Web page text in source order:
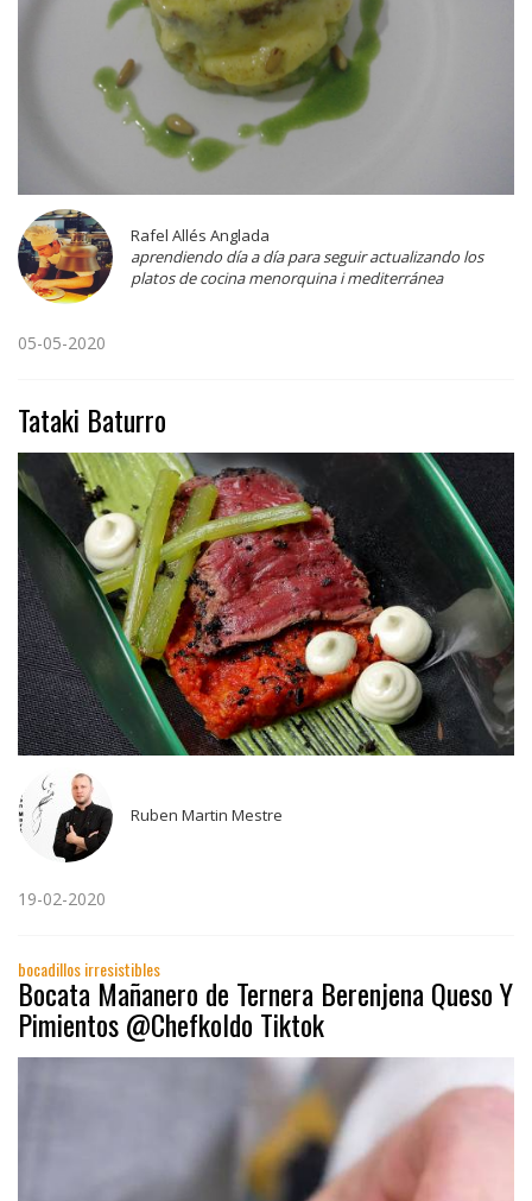
Rafel Allés Anglada
aprendiendo día a día para seguir actualizando los
platos de cocina menorquina i mediterránea
05-05-2020
Tataki Baturro
Ruben Martin Mestre
19-02-2020
bocadillos irresistibles
Bocata Mañanero de Ternera Berenjena Queso Y
Pimientos @Chefkoldo Tiktok